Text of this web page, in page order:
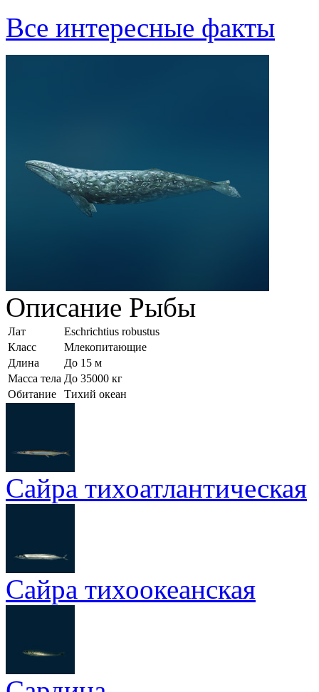
Все интересные факты
Описание Рыбы
Лат
Eschrichtius robustus
Класс
Млекопитающие
Длина
До 15 м
Масса тела До 35000 кг
Обитание
Тихий океан
Сайра тихоатлантическая
Сайра тихоокеанская